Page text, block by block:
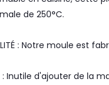
de 250°C.
: Notre moule
: Inutile d'ajouter de